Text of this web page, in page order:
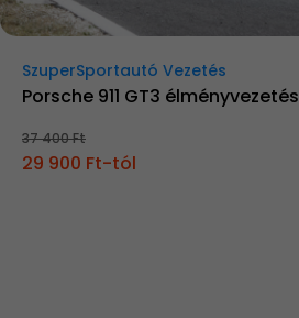
SzuperSportautó Vezetés
Porsche 911 GT3 élményvezetés
37 400 Ft
29 900 Ft-tól